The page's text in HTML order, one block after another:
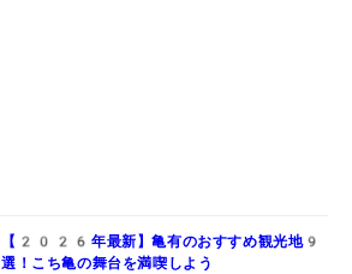
【2026年最新】亀有のおすすめ観光地9
選！こち亀の舞台を満喫しよう